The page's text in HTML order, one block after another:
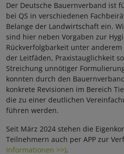
Der Deutsche Bauernverband ist
bei QS in verschiedenen
Belange der Landwirtschaft ein.
sind hier neben Vorgaben zur
Rückverfolgbarkeit unter
der Leitfäden, Praxistauglichkeit
Streichung unnötiger
konnten durch den
konkrete Revisionen im Bereich
die zu einer deutlichen
führen werden.
Seit März 2024 stehen die
Teilnehmern auch per APP zur
Informationen >>).